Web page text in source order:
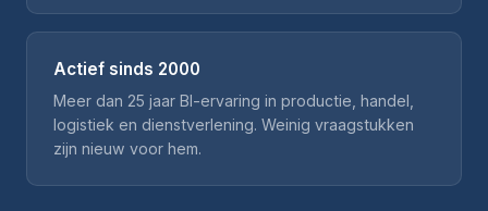
Actief sinds 2000
Meer dan 25 jaar BI-ervaring in productie, handel,
logistiek en dienstverlening. Weinig vraagstukken
zijn nieuw voor hem.